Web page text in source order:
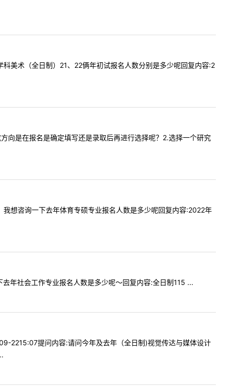
美术（全日制）21、22俩年初试报名人数分别是多少呢回复内容:2
是在报名是确定填写还是录取后再进行选择呢？2.选择一个研究
想咨询一下去年体育专硕专业报名人数是多少呢回复内容:2022年
年社会工作专业报名人数是多少呢～回复内容:全日制115 ...
2215:07提问内容:请问今年及去年（全日制)视觉传达与媒体设计